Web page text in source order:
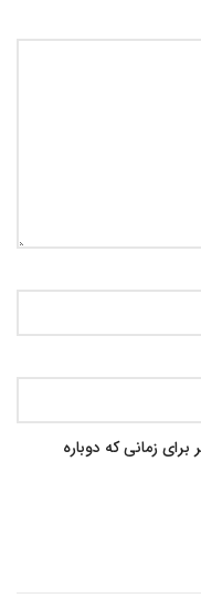
زمانی که دوباره